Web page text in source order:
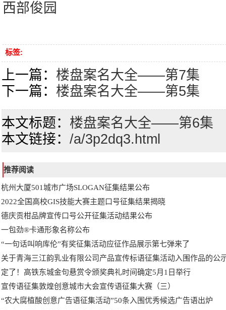
西部俊园
标签:
上一篇： 楼盘案名大全――第7集
下一篇： 楼盘案名大全――第5集
本文标题： 楼盘案名大全――第6集
本文链接： /a/3p2dq3.html
推荐阅读
杭州大厦501城市广场SLOGAN征集结果公布
2022全国高校GIS技能大赛主题口号征集结果揭晓
德庆贡柑品牌宣传口号公开征集活动结果公布
一包劲®卡通形象名称公布
“一句话叫响库伦”有奖征集活动应征作品展示第七弹来了
关于青海三江韵乳业有限公司产品宣传标语征集活动入围作品的公
定了！高铁东城金句悬赏令颁奖典礼时间确定5月1日举行
宣传语征集敦煌创意城市大会宣传语征集大赛（三）
“农大腐植酸创意广告语征集活动”50条入围优秀候选广告语出炉